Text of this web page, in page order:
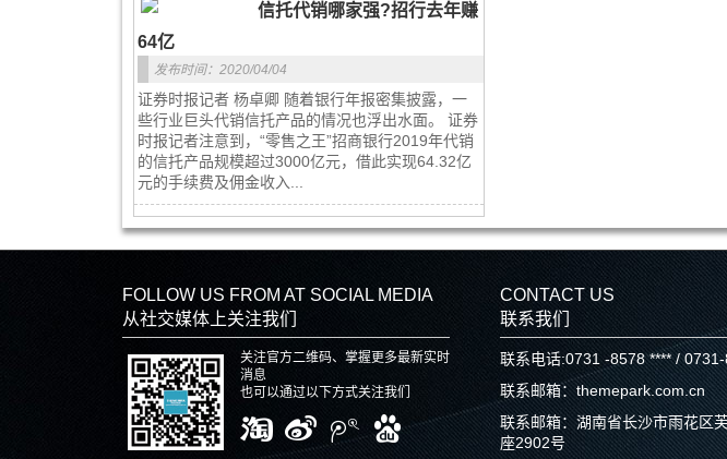
信托代销哪家强?招行去年赚
64亿
发布时间：2020/04/04
证券时报记者 杨卓卿 随着银行年报密集披露，一
些行业巨头代销信托产品的情况也浮出水面。 证券
时报记者注意到，“零售之王”招商银行2019年代销
的信托产品规模超过3000亿元，借此实现64.32亿
元的手续费及佣金收入...
FOLLOW US FROM AT SOCIAL MEDIA
从社交媒体上关注我们
关注官方二维码、掌握更多最新实时
消息
也可以通过以下方式关注我们
CONTACT US
联系我们
联系电话:0731 -8578 **** /
联系邮箱：themepark.com.cn
联系邮箱：湖南省长沙市雨花区
座2902号